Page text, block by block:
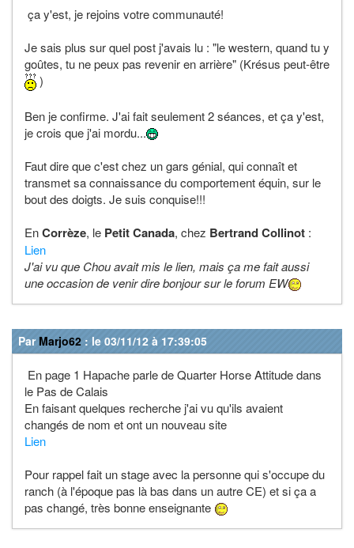
ça y'est, je rejoins votre communauté!
Je sais plus sur quel post j'avais lu : "le western, quand tu y
goûtes, tu ne peux pas revenir en arrière" (Krésus peut-être
)
Ben je confirme. J'ai fait seulement 2 séances, et ça y'est,
je crois que j'ai mordu...
Faut dire que c'est chez un gars génial, qui connaît et
transmet sa connaissance du comportement équin, sur le
bout des doigts. Je suis conquise!!!
EnCorrèze, le Petit Canada, chez Bertrand Collinot :
Lien
J'ai vu que Chou avait mis le lien, mais ça me fait aussi
une occasion de venir dire bonjour sur le forum EW
Par Marjo62 : le 03/11/12 à 17:39:05
En page 1 Hapache parle de Quarter Horse Attitude dans
le Pas de Calais
En faisant quelques recherche j'ai vu qu'ils avaient
changés de nom et ont un nouveau site
Lien
Pour rappel fait un stage avec la personne qui s'occupe du
ranch (à l'époque pas là bas dans un autre CE) et si ça a
pas changé, très bonne enseignante